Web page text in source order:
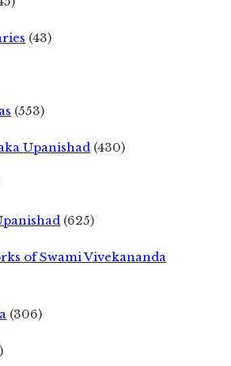
(43)
(553)
Upanishad (430)
(625)
of Swami Vivekananda
(306)